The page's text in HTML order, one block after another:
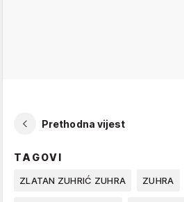
Prethodna vijest
TAGOVI
ZLATAN ZUHRIĆ ZUHRA ZUHRA